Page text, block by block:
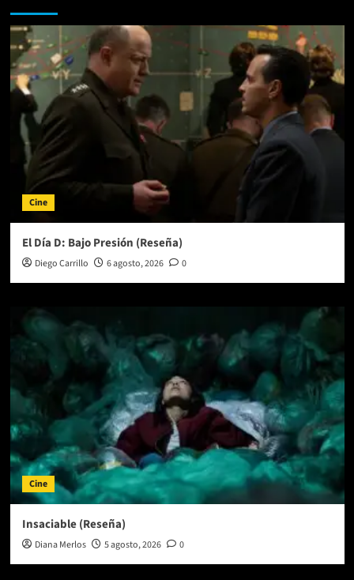
Cine
El Día D: Bajo Presión (Reseña)
Diego Carrillo 6 agosto, 2026 0
Cine
Insaciable (Reseña)
Diana Merlos 5 agosto, 2026 0